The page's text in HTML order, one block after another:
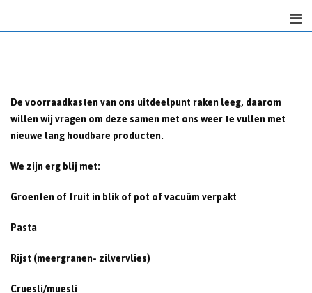
De voorraadkasten van ons uitdeelpunt raken leeg, daarom
willen wij vragen om deze samen met ons weer te vullen met
nieuwe lang houdbare producten.
We zijn erg blij met:
Groenten of fruit in blik of pot of vacuüm verpakt
Pasta
Rijst (meergranen- zilvervlies)
Cruesli/muesli